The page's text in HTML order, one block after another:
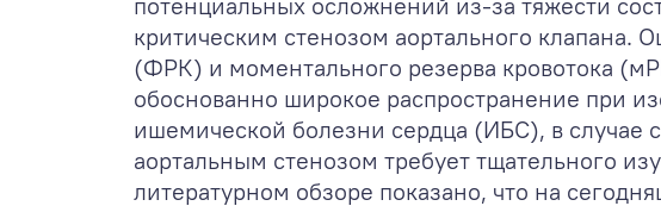
критическим стенозом аортального клапана.
(ФРК) и моментального резерва кровотока
обоснованно широкое распространение при
ишемической болезни сердца (ИБС), в случае
аортальным стенозом требует тщательного
литературном обзоре показано, что на